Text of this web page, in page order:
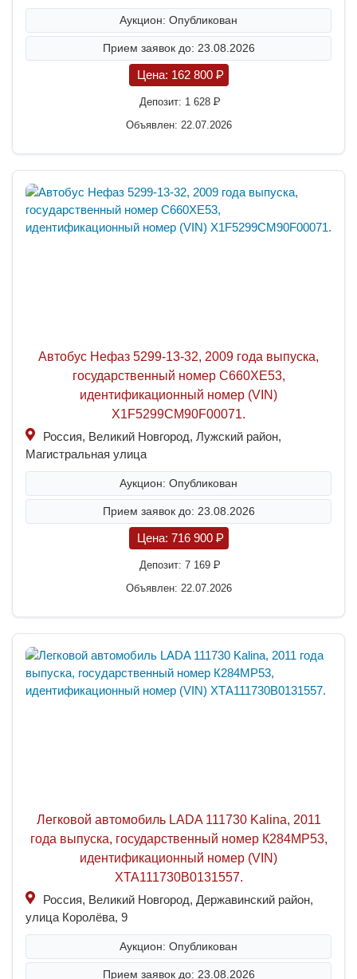
Аукцион: Опубликован
Прием заявок до: 23.08.2026
Цена: 162 800 P
Депозит: 1 628 P
Объявлен: 22.07.2026
Автобус Нефаз 5299-13-32, 2009 года выпуска,
государственный номер С660ХЕ53,
идентификационный номер (VIN)
X1F5299CM90F00071.
Россия, Великий Новгород, Лужский район,
Магистральная улица
Аукцион: Опубликован
Прием заявок до: 23.08.2026
Цена: 716 900 P
Депозит: 7 169 P
Объявлен: 22.07.2026
Легковой автомобиль LADA 111730 Kalina, 2011
года выпуска, государственный номер К284МР53,
идентификационный номер (VIN)
ХТА111730В0131557.
Россия, Великий Новгород, Державинский район,
улица Королёва, 9
Аукцион: Опубликован
Прием заявок до: 23.08.2026